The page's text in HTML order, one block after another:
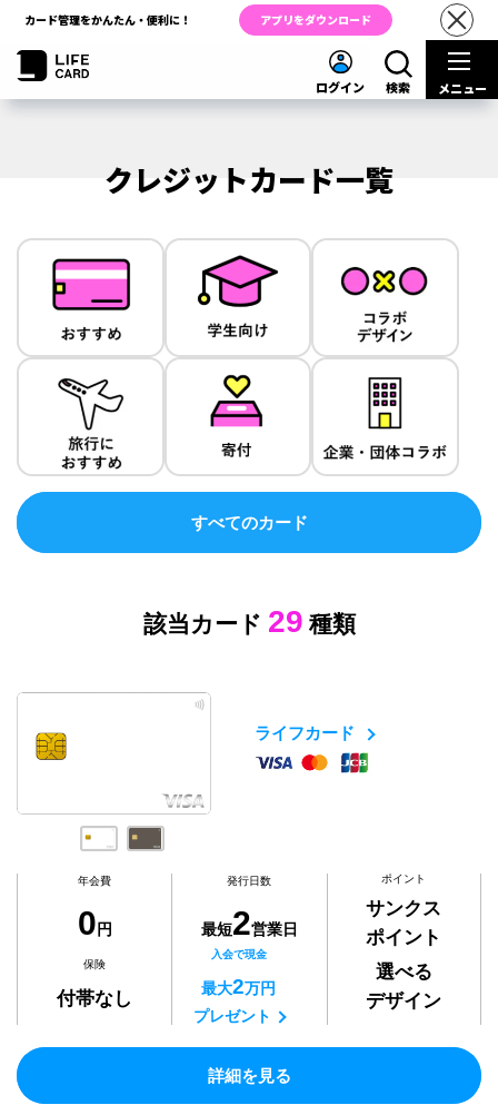
カード管理をかんたん・便利に！ アプリをダウンロード
ログイン 検索 メニュー
クレジットカード一覧
すべてのカード
該当カード 29 種類
ライフカード
年会費
0 円
発行日数
最短2営業日
ポイント
サンクス
ポイント
保険
付帯なし
入会で現金
最大2万円
プレゼント
選べる
デザイン
詳細を見る